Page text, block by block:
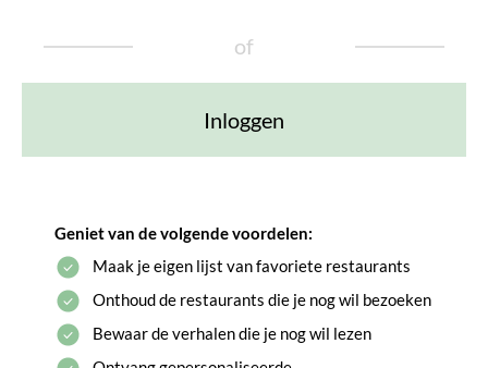
of
Inloggen
Geniet van de volgende voordelen:
Maak je eigen lijst van favoriete restaurants
Onthoud de restaurants die je nog wil bezoeken
Bewaar de verhalen die je nog wil lezen